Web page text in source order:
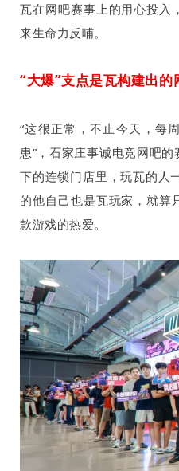
瓦在网吧赛事上的用心投入
来生命力反哺。
“大爆”支点是瓦构建出的
“这很正常，不止今天，每
患”，石家庄事诚电竞网吧
下的连锁门店里，玩瓦的人
的他自己也是瓦玩家，就算
款游戏的热爱。